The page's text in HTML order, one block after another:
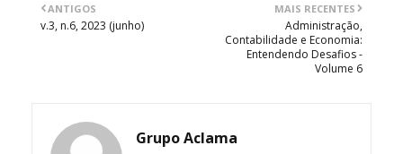
MAIS RECENTES
Administração,
Contabilidade e Economia:
Entendendo Desafios -
Volume 6
ANTIGOS
v.3, n.6, 2023 (junho)
Grupo Aclama